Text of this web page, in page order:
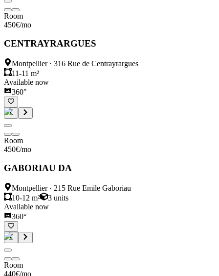
Room
450€/mo
CENTRAYRARGUES
Montpellier· 316 Rue de Centrayrargues
11-11 m²
Available now
360°
Room
450€/mo
GABORIAU DA
Montpellier· 215 Rue Emile Gaboriau
10-12 m²
3 units
Available now
360°
Room
440€/mo